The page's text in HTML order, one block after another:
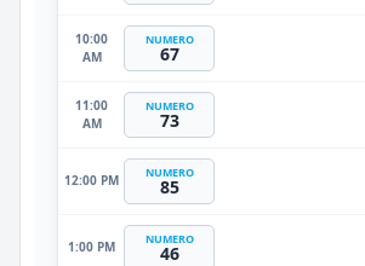
10:00
AM
NUMERO
67
11:00
AM
NUMERO
73
12:00 PM NUMERO
85
1:00 PM NUMERO
46